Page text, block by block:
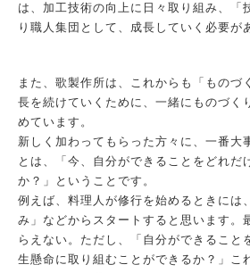
は、加工技術の向上に日々取り組み、「
り職人集団として、成長していく必要が
また、歌製作所は、これからも「ものづ
長を続けていくために、一緒にものづく
めています。
新しく加わってもらった方々に、一番大
とは、「今、自分ができることをどれだ
か？」ということです。
例えば、料理人が修行を始めるときには
み」などからスタートすると思います。
らえない。ただし、「自分ができること
生懸命に取り組むことができるか？」こ